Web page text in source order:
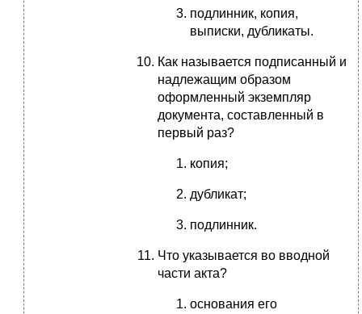
подлинник, копия,
выписки, дубликаты.
Как называется подписанный и
надлежащим образом
оформленный экземпляр
документа, составленный в
первый раз?
копия;
дубликат;
подлинник.
Что указывается во вводной
части акта?
основания его